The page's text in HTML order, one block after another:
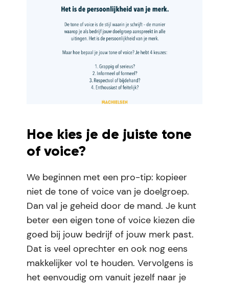
Hoe kies je de juiste tone
of voice?
We beginnen met een pro-tip: kopieer
niet de tone of voice van je doelgroep.
Dan val je geheid door de mand. Je kunt
beter een eigen tone of voice kiezen die
goed bij jouw bedrijf of jouw merk past.
Dat is veel oprechter en ook nog eens
makkelijker vol te houden. Vervolgens is
het eenvoudig om vanuit jezelf naar je